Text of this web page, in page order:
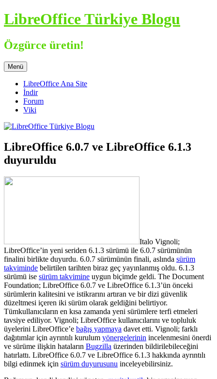
İçeriğe
atla
LibreOffice Türkiye Blogu
Özgürce üretin!
Menü
LibreOffice Ana Site
İndir
Forum
Viki
LibreOffice 6.0.7 ve LibreOffice 6.1.3
duyuruldu
Italo Vignoli;
LibreOffice’in yeni seriden 6.1.3 sürümü ile 6.0.7 sürümünün
finalini birlikte duyurdu. 6.0.7 sürümünün finali, aslında sürüm
takviminde belirtilen tarihten biraz geç yayınlanmış oldu. 6.1.3
sürümü ise sürüm takvimine uygun biçimde geldi. The Document
Foundation; LibreOffice 6.0.7 ve LibreOffice 6.1.3’ün önceki
sürümlerin kalitesini ve istikrarını artıran ve bir dizi güvenlik
düzeltmesi içeren iki sürüm olarak geldiğini belirtiyor.
Tümkullanıcıların en kısa zamanda yeni sürümlere terfi etmeleri
tavsiye ediliyor. Vignoli; LibreOffice kullanıcılarını ve topluluk
üyelerini LibreOffice’e bağış yapmaya davet etti. Vignoli; farklı
dağıtımlar için ayrıntılı kurulum yönergelerinin incelenmesini önerdi
ve sürüme ilişkin hataların Bugzilla üzerinden bildirilebileceğini
hatırlattı. LibreOffice 6.0.7 ve LibreOffice 6.1.3 hakkında ayrıntılı
bilgi edinmek için sürüm duyurusunu inceleyebilirsiniz.